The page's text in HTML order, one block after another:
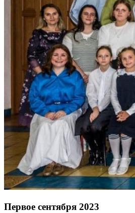
Первое сентября 2023